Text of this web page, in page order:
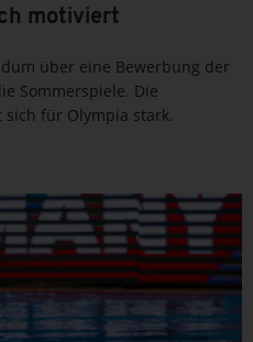
motiviert
über eine Bewerbung der
Sommerspiele. Die
für Olympia stark.